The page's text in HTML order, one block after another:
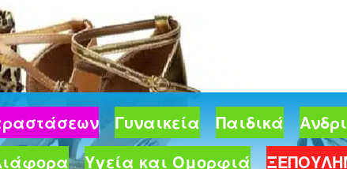
Γυναικεία Παιδικά
Υγεία και Ομορφιά